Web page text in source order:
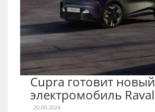
Cupra готовит новый
электромобиль Raval
20.09.2024